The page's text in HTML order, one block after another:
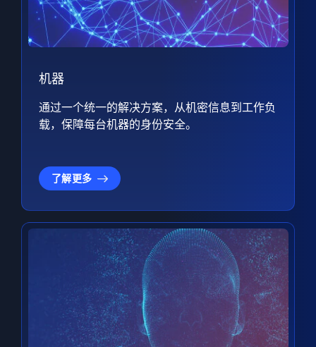
机器
通过一个统一的解决方案，从机密信息到工作负
载，保障每台机器的身份安全。
了解更多